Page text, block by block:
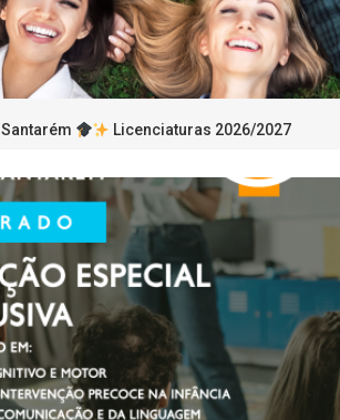
Licenciaturas 2026/2027